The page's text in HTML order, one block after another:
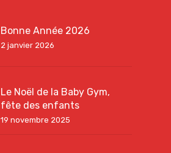
Bonne Année 2026
2 janvier 2026
Le Noël de la Baby Gym,
fête des enfants
19 novembre 2025